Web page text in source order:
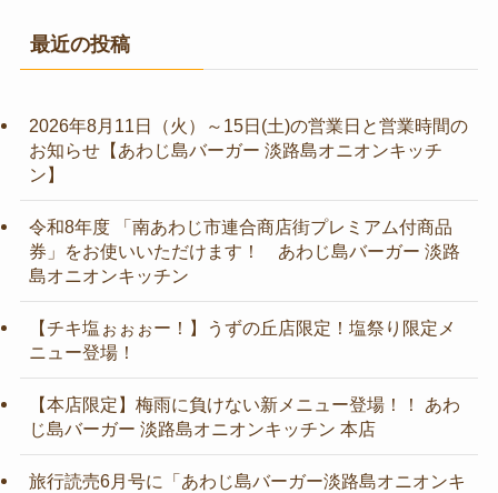
最近の投稿
2026年8月11日（火）～15日(土)の営業日と営業時間の
お知らせ【あわじ島バーガー 淡路島オニオンキッチ
ン】
令和8年度 「南あわじ市連合商店街プレミアム付商品
券」をお使いいただけます！ あわじ島バーガー 淡路
島オニオンキッチン
【チキ塩ぉぉぉー！】うずの丘店限定！塩祭り限定メ
ニュー登場！
【本店限定】梅雨に負けない新メニュー登場！！ あわ
じ島バーガー 淡路島オニオンキッチン 本店
旅行読売6月号に「あわじ島バーガー淡路島オニオンキ